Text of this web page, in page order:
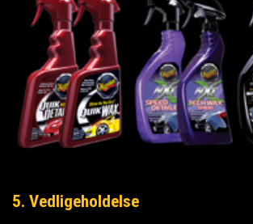
5. Vedligeholdelse